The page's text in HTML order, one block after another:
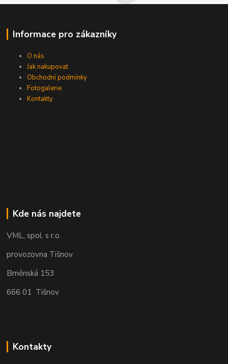
Informace pro zákazníky
O nás
Jak nakupovat
Obchodní podmínky
Fotogalerie
Kontakty
Kde nás najdete
VML, spol. s r.o.
provozovna Tišnov
Brněnská 153
666 01 Tišnov
Kontakty